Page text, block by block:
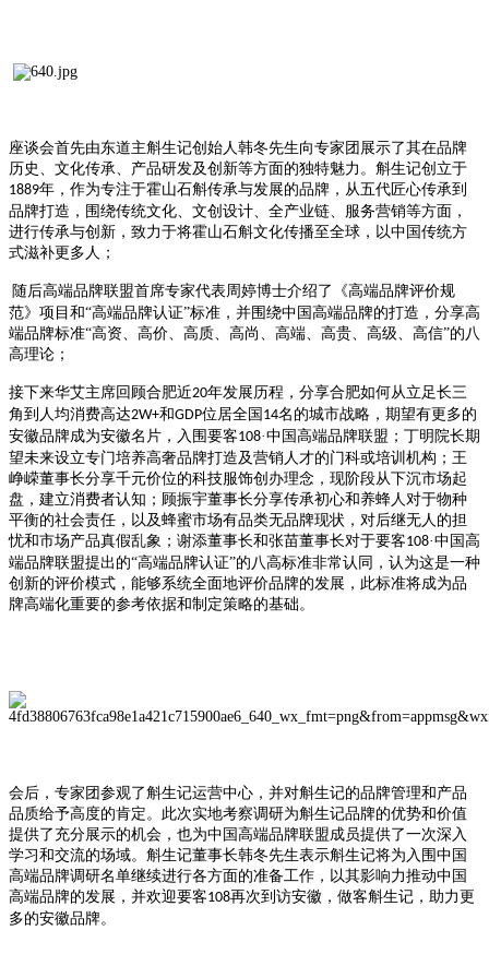
座谈会首先由东道主斛生记创始人韩冬先生向专家团展示了其在品牌
历史、文化传承、产品研发及创新等方面的独特魅力。斛生记创立于
1889年，作为专注于霍山石斛传承与发展的品牌，从五代匠心传承到
品牌打造，围绕传统文化、文创设计、全产业链、服务营销等方面，
进行传承与创新，致力于将霍山石斛文化传播至全球，以中国传统方
式滋补更多人；
随后高端品牌联盟首席专家代表周婷博士介绍了《高端品牌评价规
范》项目和“高端品牌认证”标准，并围绕中国高端品牌的打造，分享高
端品牌标准“高资、高价、高质、高尚、高端、高贵、高级、高信”的八
高理论；
接下来华艾主席回顾合肥近20年发展历程，分享合肥如何从立足长三
角到人均消费高达2W+和GDP位居全国 14名的城市战略，期望有更多的
安徽品牌成为安徽名片，入围要客108·中国高端品牌联盟；丁明院长期
望未来设立专门培养高奢品牌打造及营销人才的门科或培训机构；王
峥嵘董事长分享千元价位的科技服饰创办理念，现阶段从下沉市场起
盘，建立消费者认知；顾振宇董事长分享传承初心和养蜂人对于物种
平衡的社会责任，以及蜂蜜市场有品类无品牌现状，对后继无人的担
忧和市场产品真假乱象；谢添董事长和张苗董事长对于要客108·中国高
端品牌联盟提出的“高端品牌认证”的八高标准非常认同，认为这是一种
创新的评价模式，能够系统全面地评价品牌的发展，此标准将成为品
牌高端化重要的参考依据和制定策略的基础。
会后，专家团参观了斛生记运营中心，并对斛生记的品牌管理和产品
品质给予高度的肯定。此次实地考察调研为斛生记品牌的优势和价值
提供了充分展示的机会，也为中国高端品牌联盟成员提供了一次深入
学习和交流的场域。斛生记董事长韩冬先生表示斛生记将为入围中国
高端品牌调研名单继续进行各方面的准备工作，以其影响力推动中国
高端品牌的发展，并欢迎要客108再次到访安徽，做客斛生记，助力更
多的安徽品牌。